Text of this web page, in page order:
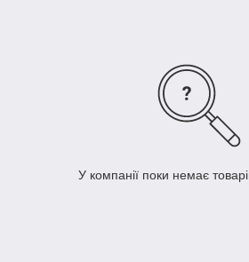
У компанії поки немає